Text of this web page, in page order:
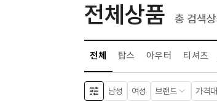
전체상품 총 검색
전체 탑스 아우터 티셔츠
남성 여성 브랜드 가격대